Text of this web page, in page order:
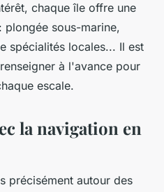
chaque île offre une
sous-marine,
spécialités locales... Il est
à l'avance pour
escale.
la navigation en
précisément autour des